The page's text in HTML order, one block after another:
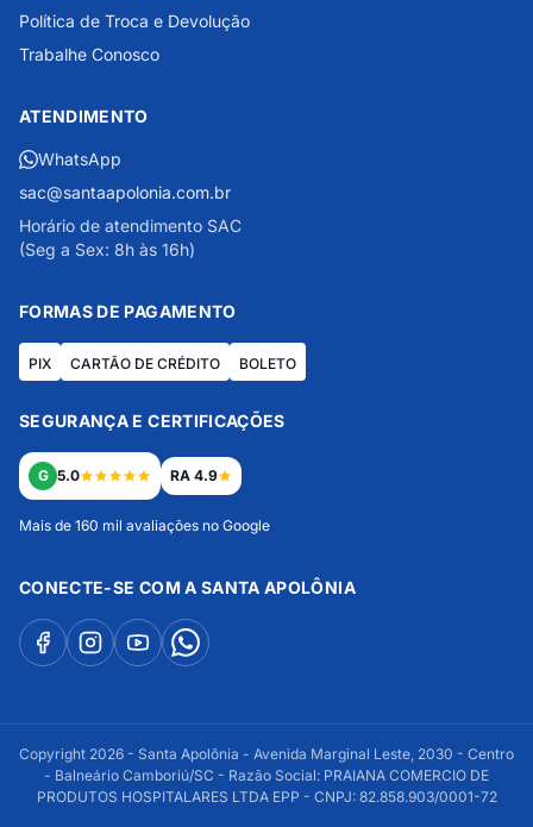
Política de Troca e Devolução
Trabalhe Conosco
ATENDIMENTO
WhatsApp
sac@santaapolonia.com.br
Horário de atendimento SAC
(Seg a Sex: 8h às 16h)
FORMAS DE PAGAMENTO
PIX CARTÃO DE CRÉDITO BOLETO
SEGURANÇA E CERTIFICAÇÕES
G 5.0 RA 4.9
Mais de 160 mil avaliações no Google
CONECTE-SE COM A SANTA APOLÔNIA
Copyright 2026 - Santa Apolônia - Avenida Marginal Leste, 2030 - Centro
- Balneário Camboriú/SC - Razão Social: PRAIANA COMERCIO DE
PRODUTOS HOSPITALARES LTDA EPP - CNPJ: 82.858.903/0001-72